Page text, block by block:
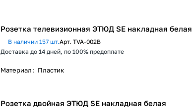
Розетка телевизионная ЭТЮД SE накладная белая
В наличии 157 шт.Арт. TVA-002B
Доставка до 14 дней, по 100% предоплате
Материал: Пластик
Розетка двойная ЭТЮД SE накладная белая